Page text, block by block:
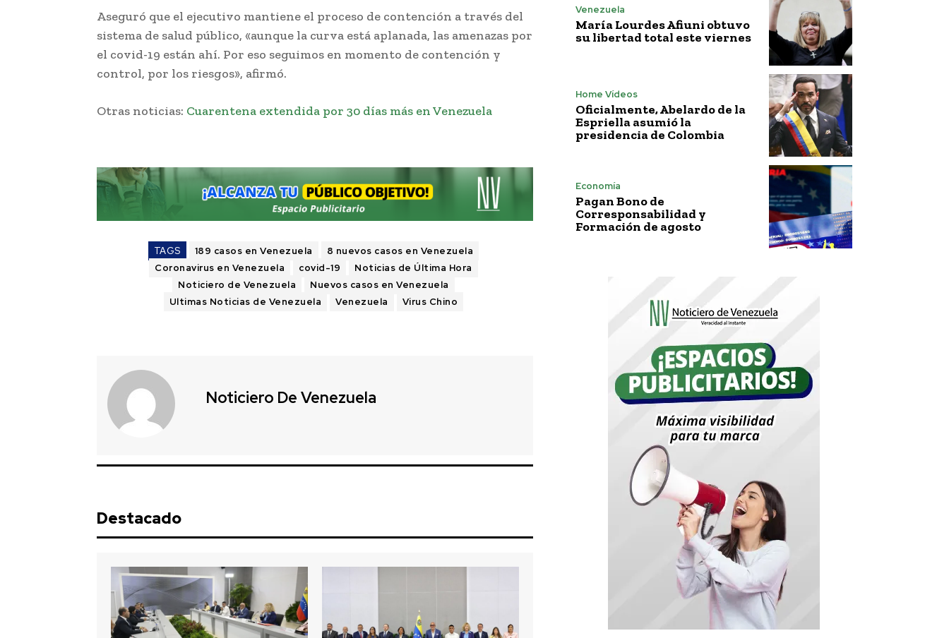
Aseguró que el ejecutivo mantiene el proceso de contención a través del
sistema de salud público, «aunque la curva está aplanada, las amenazas por
el covid-19 están ahí. Por eso seguimos en momento de contención y
control, por los riesgos», afirmó.
Otras noticias: Cuarentena extendida por 30 días más en Venezuela
TAGS 189 casos en Venezuela
8 nuevos casos en Venezuela
Coronavirus en Venezuela
covid-19
Noticias de Última Hora
Noticiero de Venezuela
Nuevos casos en Venezuela
Ultimas Noticias de Venezuela
Venezuela Virus Chino
Noticiero De Venezuela
Destacado
Venezuela
María Lourdes Afiuni obtuvo
su libertad total este viernes
Home Vídeos
Oficialmente, Abelardo de la
Espriella asumió la
presidencia de Colombia
Economía
Pagan Bono de
Corresponsabilidad y
Formación de agosto